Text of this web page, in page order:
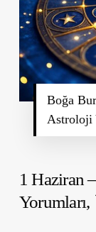
Boğa
Astroloji
1 Haziran
Yorumları,